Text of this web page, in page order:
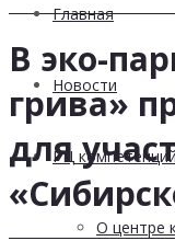
Главная
Новости
РЦ компетенций
О центре
В эко-
грива»
для